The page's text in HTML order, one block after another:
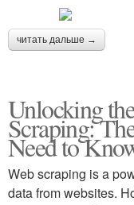
читать дальше →
Unlocking
Scraping:
Need to
Web scraping is a
data from websites.